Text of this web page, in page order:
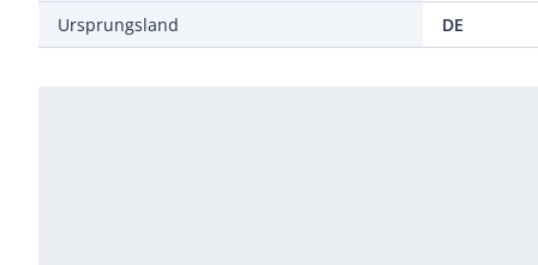
Ursprungsland
DE